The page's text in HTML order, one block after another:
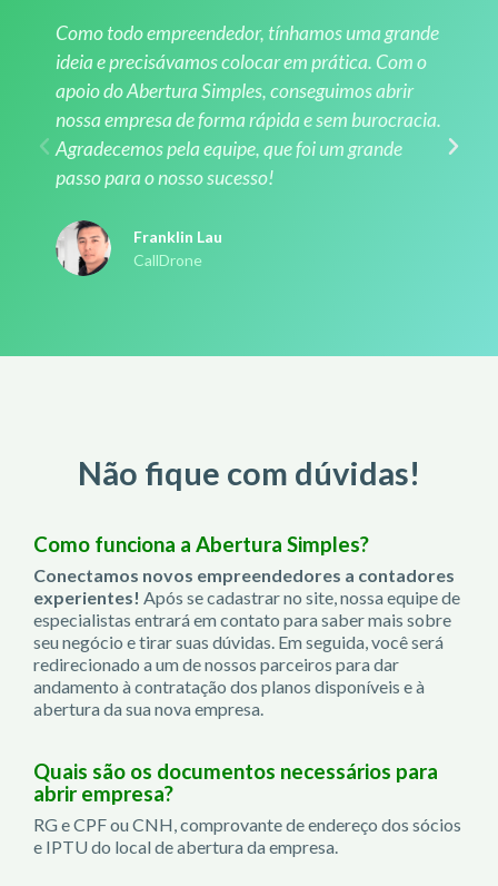
Como todo empreendedor, tínhamos uma grande
ideia e precisávamos colocar em prática. Com o
apoio do Abertura Simples, conseguimos abrir
nossa empresa de forma rápida e sem burocracia.
Agradecemos pela equipe, que foi um grande
passo para o nosso sucesso!
Franklin Lau
CallDrone
Não fique com dúvidas!
Como funciona a Abertura Simples?
Conectamos novos empreendedores a contadores
experientes! Após se cadastrar no site, nossa equipe de
especialistas entrará em contato para saber mais sobre
seu negócio e tirar suas dúvidas. Em seguida, você será
redirecionado a um de nossos parceiros para dar
andamento à contratação dos planos disponíveis e à
abertura da sua nova empresa.
Quais são os documentos necessários para
abrir empresa?
RG e CPF ou CNH, comprovante de endereço dos sócios
e IPTU do local de abertura da empresa.